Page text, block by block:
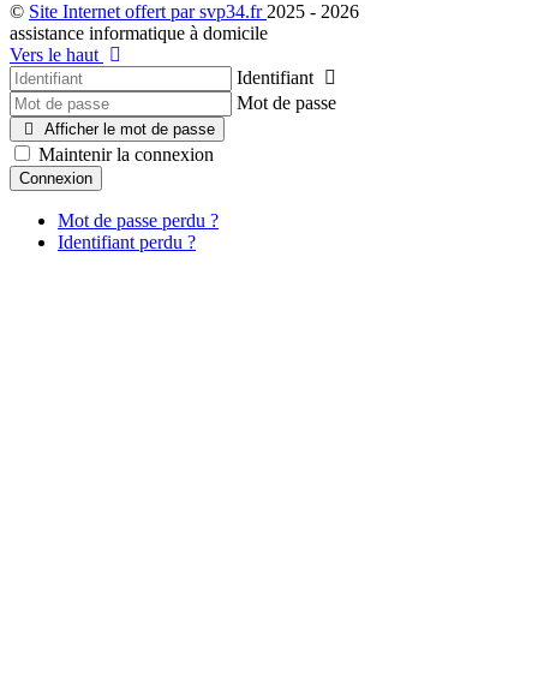
© Site Internet offert par svp34.fr 2025 - 2026
assistance informatique à domicile
Vers le haut
Identifiant
Mot de passe
Afficher le mot de passe
Maintenir la connexion
Connexion
Mot de passe perdu ?
Identifiant perdu ?